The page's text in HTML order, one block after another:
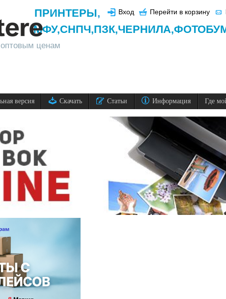
ценам
Вход Перейти в корзину
ПРИНТЕРЫ,
МФУ,СНПЧ,ПЗК,ЧЕРНИЛА,
версия Скачать Статьи Информация Где